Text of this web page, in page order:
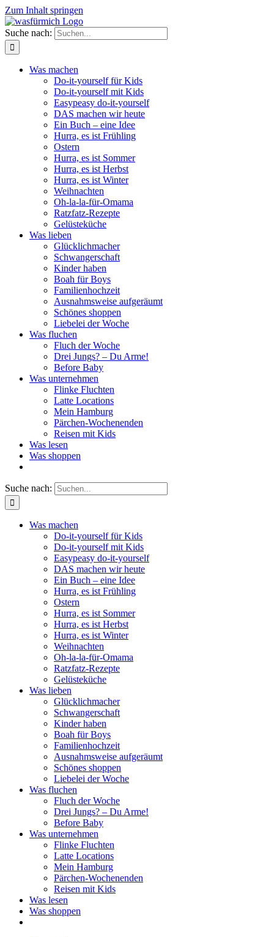
Zum Inhalt springen
Suche nach:
Was machen
Do-it-yourself für Kids
Do-it-yourself mit Kids
Easypeasy do-it-yourself
DAS machen wir heute
Ein Buch – eine Idee
Hurra, es ist Frühling
Ostern
Hurra, es ist Sommer
Hurra, es ist Herbst
Hurra, es ist Winter
Weihnachten
Oh-la-la-für-Omama
Ratzfatz-Rezepte
Gelüsteküche
Was lieben
Glücklichmacher
Schwangerschaft
Kinder haben
Boah für Boys
Familienhochzeit
Ausnahmsweise aufgeräumt
Schönes shoppen
Liebelei der Woche
Was fluchen
Fluch der Woche
Drei Jungs? – Du Arme!
Before Baby
Was unternehmen
Flinke Fluchten
Latte Locations
Mein Hamburg
Pärchen-Wochenenden
Reisen mit Kids
Was lesen
Was shoppen
Suche nach:
Was machen
Do-it-yourself für Kids
Do-it-yourself mit Kids
Easypeasy do-it-yourself
DAS machen wir heute
Ein Buch – eine Idee
Hurra, es ist Frühling
Ostern
Hurra, es ist Sommer
Hurra, es ist Herbst
Hurra, es ist Winter
Weihnachten
Oh-la-la-für-Omama
Ratzfatz-Rezepte
Gelüsteküche
Was lieben
Glücklichmacher
Schwangerschaft
Kinder haben
Boah für Boys
Familienhochzeit
Ausnahmsweise aufgeräumt
Schönes shoppen
Liebelei der Woche
Was fluchen
Fluch der Woche
Drei Jungs? – Du Arme!
Before Baby
Was unternehmen
Flinke Fluchten
Latte Locations
Mein Hamburg
Pärchen-Wochenenden
Reisen mit Kids
Was lesen
Was shoppen